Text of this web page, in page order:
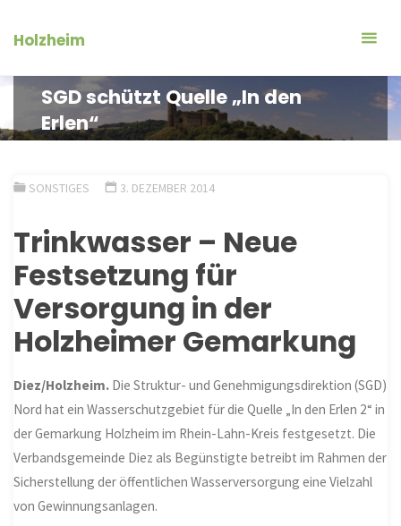
InhaltHolzheim
SGD schützt Quelle „In den
Erlen“
SONSTIGES 3. DEZEMBER 2014
Trinkwasser – Neue
Festsetzung für
Versorgung in der
Holzheimer Gemarkung
Diez/Holzheim. Die Struktur- und Genehmigungsdirektion (SGD)
Nord hat ein Wasserschutzgebiet für die Quelle „In den Erlen 2“ in
der Gemarkung Holzheim im Rhein-Lahn-Kreis festgesetzt. Die
Verbandsgemeinde Diez als Begünstigte betreibt im Rahmen der
Sicherstellung der öffentlichen Wasserversorgung eine Vielzahl
von Gewinnungsanlagen.